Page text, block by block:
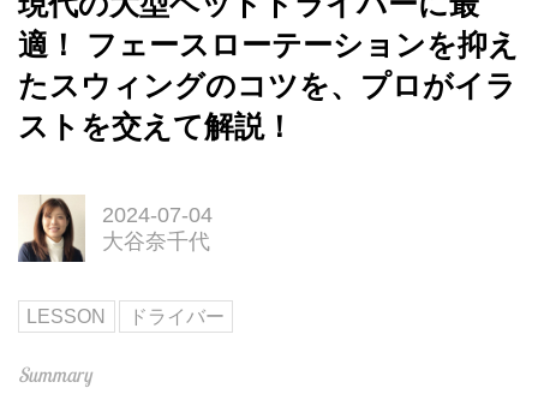
適！ フェースローテーションを抑え
たスウィングのコツを、プロがイラ
ストを交えて解説！
2024-07-04
大谷奈千代
LESSON ドライバー